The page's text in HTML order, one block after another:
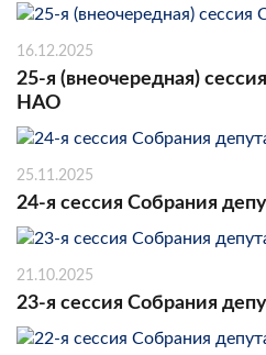
16.12.2025
25-я (внеочередная)
НАО
25.11.2025
24-я сессия Собрания
21.10.2025
23-я сессия Собрания